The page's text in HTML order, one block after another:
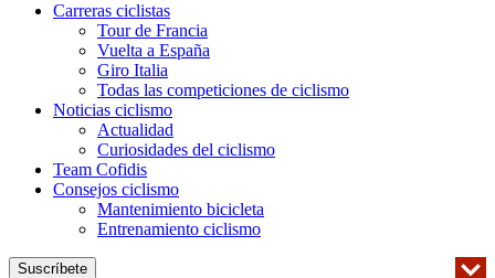
Carreras ciclistas
Tour de Francia
Vuelta a España
Giro Italia
Todas las competiciones de ciclismo
Noticias ciclismo
Actualidad
Curiosidades del ciclismo
Team Cofidis
Consejos ciclismo
Mantenimiento bicicleta
Entrenamiento ciclismo
Suscríbete